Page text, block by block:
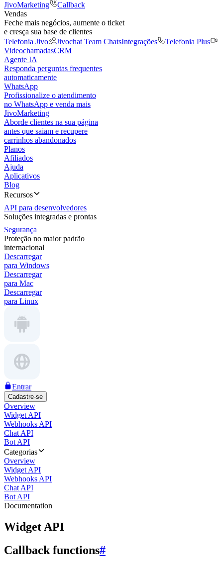
JivoMarketing
Callback
Vendas
Feche mais negócios, aumente o ticket
e cresça sua base de clientes
Telefonia Jivo
Jivochat Team ChatsIntegrações
Telefonia Plus
VideochamadasCRM
Agente IA
Responda perguntas frequentes
automaticamente
WhatsApp
Profissionalize o atendimento
no WhatsApp e venda mais
JivoMarketing
Aborde clientes na sua página
antes que saiam e recupere
carrinhos abandonados
Planos
Afiliados
Ajuda
Aplicativos
Blog
Recursos
API para desenvolvedores
Soluções integradas e prontas
Segurança
Proteção no maior padrão
internacional
Descarregar
para Windows
Descarregar
para Mac
Descarregar
para Linux
Entrar
Cadastre-se
Overview
Widget API
Webhooks API
Chat API
Bot API
Categorias
Overview
Widget API
Webhooks API
Chat API
Bot API
Documentation
Widget API
Callback functions#